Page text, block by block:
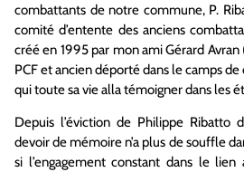
combattants de notre commune, P.
comité d’entente des anciens
créé en 1995 par mon ami Gérard
PCF et ancien déporté dans le camps
qui toute sa vie alla témoigner dans les
Depuis l’éviction de Philippe Ribatto
devoir de mémoire n’a plus de souffle
si l’engagement constant dans le